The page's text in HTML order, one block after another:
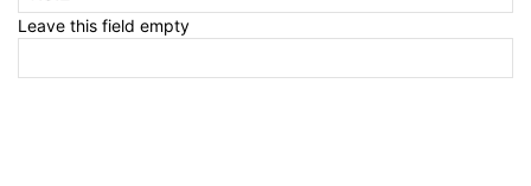
Leave this field empty